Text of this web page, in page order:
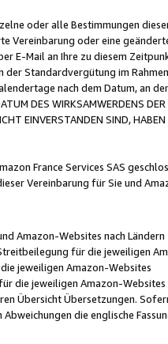
oder alle Bestimmungen
Vereinbarung oder eine
E-Mail an Ihre zu diesem
der Standardvergütung im
nach dem Datum, an
DES WIRKSAMWERDENS
EINVERSTANDEN SIND,
France Services SAS
Vereinbarung für Sie und
Amazon-Websites nach Ländern
für die jeweiligen
jeweiligen Amazon-Websites
die jeweiligen Amazon-Websites
Übersicht Übersetzungen.
die englische